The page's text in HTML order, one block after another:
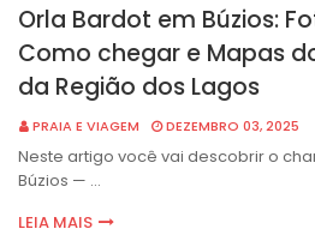
Orla Bardot em Búzios:
Como chegar e Mapas
da Região dos Lagos
PRAIA E VIAGEM DEZEMBRO 03, 2025
Neste artigo você vai descobrir o
Búzios — …
LEIA MAIS